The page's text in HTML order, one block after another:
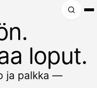
loput.
ja palkka —